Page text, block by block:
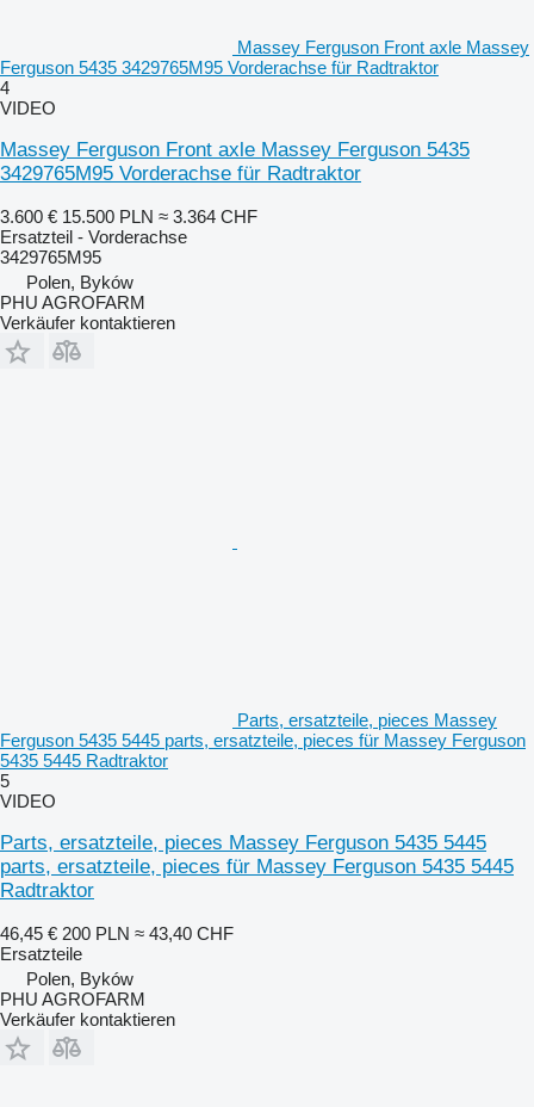
Massey Ferguson Front axle Massey
Ferguson 5435 3429765M95 Vorderachse für Radtraktor
4
VIDEO
Massey Ferguson Front axle Massey Ferguson 5435
3429765M95 Vorderachse für Radtraktor
3.600 € 15.500 PLN ≈ 3.364 CHF
Ersatzteil - Vorderachse
3429765M95
Polen, Byków
PHU AGROFARM
Verkäufer kontaktieren
Parts, ersatzteile, pieces Massey
Ferguson 5435 5445 parts, ersatzteile, pieces für Massey Ferguson
5435 5445 Radtraktor
5
VIDEO
Parts, ersatzteile, pieces Massey Ferguson 5435 5445
parts, ersatzteile, pieces für Massey Ferguson 5435 5445
Radtraktor
46,45 € 200 PLN ≈ 43,40 CHF
Ersatzteile
Polen, Byków
PHU AGROFARM
Verkäufer kontaktieren